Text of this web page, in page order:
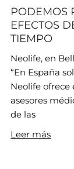
PODEMOS
EFECTOS
TIEMPO
Neolife, en
“En España
Neolife ofrece
asesores
de las
Leer más